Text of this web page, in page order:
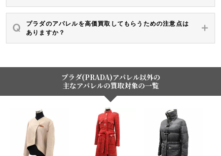
プラダのアパレルを高価買取してもらうための注意点は
ありますか？
プラダ(PRADA)アパレル以外の
主なアパレルの買取対象の一覧